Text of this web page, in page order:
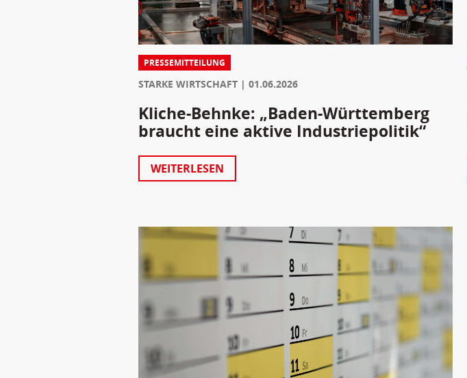
PRESSEMITTEILUNG
STARKE WIRTSCHAFT 01.06.2026
Kliche-Behnke: „Baden-Württemberg
braucht eine aktive Industriepolitik“
WEITERLESEN